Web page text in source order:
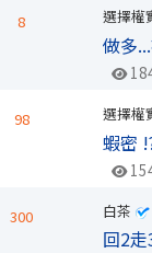
8 選擇權
做多
98 選擇權
蝦密
300 白茶
回2